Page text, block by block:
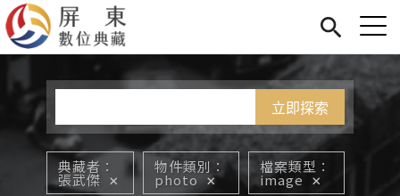
展覽
關於我們
Jump to Main content
您在這裡
典藏者
張武傑
物件類別
photo
檔案類型
image